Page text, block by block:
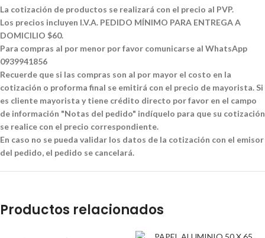
La cotización de productos se realizará con el precio al PVP.
Los precios incluyen I.V.A. PEDIDO MÍNIMO PARA ENTREGA A
DOMICILIO $60.
Para compras al por menor por favor comunicarse al WhatsApp
0939941856
Recuerde que si las compras son al por mayor el costo en la
cotización o proforma final se emitirá con el precio de mayorista. Si
es cliente mayorista y tiene crédito directo por favor en el campo
de información "Notas del pedido" indíquelo para que su cotización
se realice con el precio correspondiente.
En caso no se pueda validar los datos de la cotización con el emisor
del pedido, el pedido se cancelará.
Productos relacionados